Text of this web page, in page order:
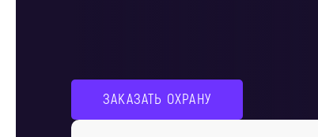
ЗАКАЗАТЬ ОХРАНУ